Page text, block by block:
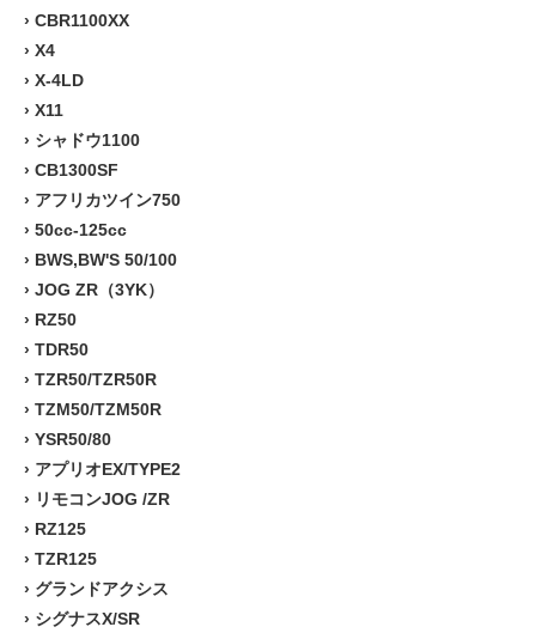
› CBR1100XX
› X4
› X-4LD
› X11
› シャドウ1100
› CB1300SF
› アフリカツイン750
› 50cc-125cc
› BWS,BW'S 50/100
› JOG ZR（3YK）
› RZ50
› TDR50
› TZR50/TZR50R
› TZM50/TZM50R
› YSR50/80
› アプリオEX/TYPE2
› リモコンJOG /ZR
› RZ125
› TZR125
› グランドアクシス
› シグナスX/SR